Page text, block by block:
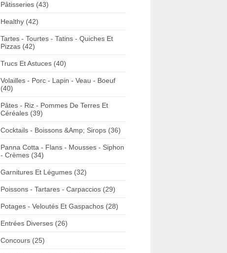
Pâtisseries (43)
Healthy (42)
Tartes - Tourtes - Tatins - Quiches Et
Pizzas (42)
Trucs Et Astuces (40)
Volailles - Porc - Lapin - Veau - Boeuf
(40)
Pâtes - Riz - Pommes De Terres Et
Céréales (39)
Cocktails - Boissons &Amp; Sirops (36)
Panna Cotta - Flans - Mousses - Siphon
- Crèmes (34)
Garnitures Et Légumes (32)
Poissons - Tartares - Carpaccios (29)
Potages - Veloutés Et Gaspachos (28)
Entrées Diverses (26)
Concours (25)